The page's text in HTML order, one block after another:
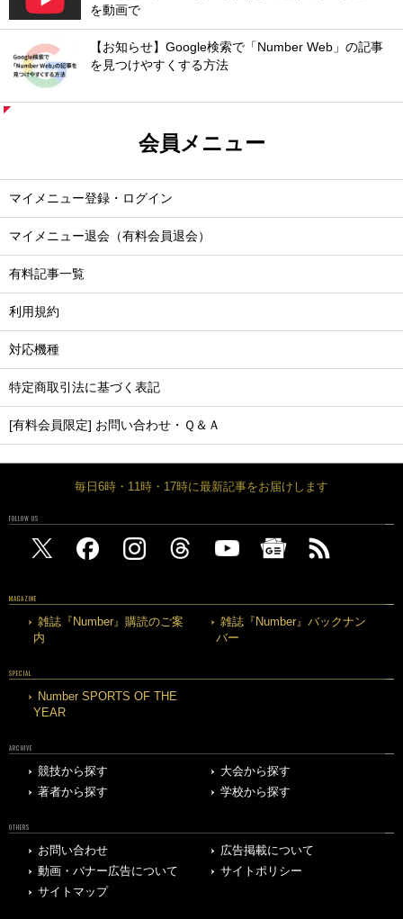
を動画で
【お知らせ】Google検索で「Number Web」の記事
を見つけやすくする方法
会員メニュー
マイメニュー登録・ログイン
マイメニュー退会（有料会員退会）
有料記事一覧
利用規約
対応機種
特定商取引法に基づく表記
[有料会員限定] お問い合わせ・Ｑ＆Ａ
毎日6時・11時・17時に最新記事をお届けします
FOLLOW US
MAGAZINE
雑誌『Number』購読のご案
内
雑誌『Number』バックナン
バー
SPECIAL
Number SPORTS OF THE
YEAR
ARCHIVE
競技から探す
大会から探す
著者から探す
学校から探す
OTHERS
お問い合わせ
広告掲載について
動画・バナー広告について
サイトポリシー
サイトマップ